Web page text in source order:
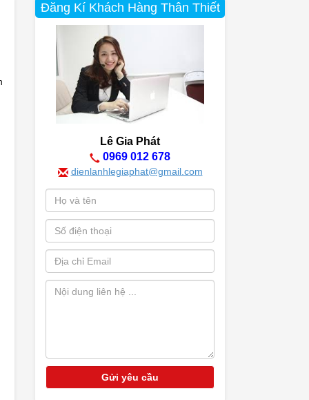
Đăng Kí Khách Hàng Thân Thiết
Lê Gia Phát
0969 012 678
dienlanhlegiaphat@gmail.com